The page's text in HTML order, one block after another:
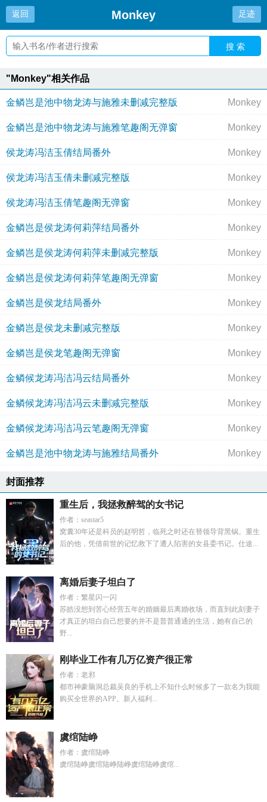
返回 Monkey 足迹
搜 索
"Monkey"相关作品
金鳞岂是池中物龙涛与施雅未删减完整版 Monkey
金鳞岂是池中物龙涛与施雅笔趣阁无弹窗 Monkey
侯龙涛冯洁玉倩结局番外 Monkey
侯龙涛冯洁玉倩未删减完整版 Monkey
侯龙涛冯洁玉倩笔趣阁无弹窗 Monkey
金鳞岂是侯龙涛何莉萍结局番外 Monkey
金鳞岂是侯龙涛何莉萍未删减完整版 Monkey
金鳞岂是侯龙涛何莉萍笔趣阁无弹窗 Monkey
金鳞岂是侯龙结局番外 Monkey
金鳞岂是侯龙未删减完整版 Monkey
金鳞岂是侯龙笔趣阁无弹窗 Monkey
金鳞候龙涛冯洁冯云结局番外 Monkey
金鳞候龙涛冯洁冯云未删减完整版 Monkey
金鳞候龙涛冯洁冯云笔趣阁无弹窗 Monkey
金鳞岂是池中物龙涛与施雅结局番外 Monkey
封面推荐
重生后，我拯救醉驾的女书记
作者：seastar5
窝囊30年还是科员的赵明哲，临死之时还在替领导背黑锅。重生
后的他，凭借前世的记忆救下了遭人陷害的女县委书记。仕途...
离婚后妻子坦白了
作者：繁星闪一闪
苏皓没想到苦心经营五年的婚姻最后离婚收场，而直到此刻妻子
才真正的坦白自己想要的并不是普普通通的生活，她有自己的
野...
刚毕业工作有几万亿资产很正常
作者：老邪
都市神豪脑洞总裁吴良的手机上不知什么时候多了一款名为我能
购买全世界的APP。新人福利...
虞绾陆峥
作者：虞绾陆峥
虞绾陆峥虞绾陆峥陆峥虞绾陆峥虞绾...